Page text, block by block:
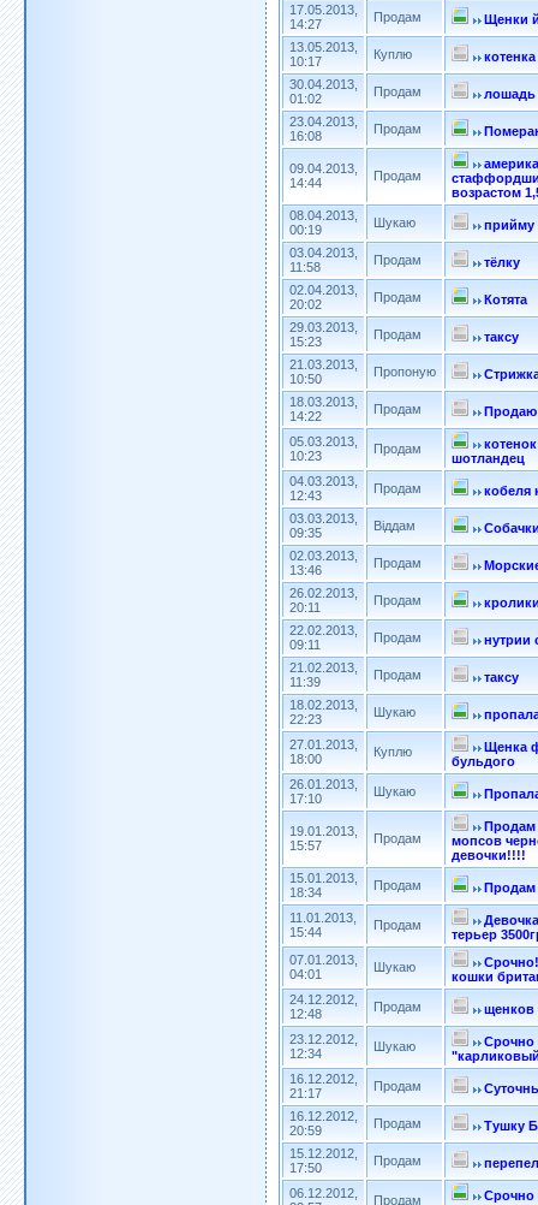
17.05.2013,
14:27
Продам
Щенки
13.05.2013,
10:17
Куплю
котенка
30.04.2013,
01:02
Продам
лошадь
23.04.2013,
16:08
Продам
09.04.2013,
14:44
Продам
возрастом
08.04.2013,
00:19
Шукаю
прийму
03.04.2013,
11:58
Продам
тёлку
02.04.2013,
20:02
Продам
Котята
29.03.2013,
15:23
Продам
таксу
21.03.2013,
10:50
Пропоную
18.03.2013,
14:22
Продам Продаю
05.03.2013,
10:23
Продам
шотландец
04.03.2013,
12:43
Продам
кобеля
03.03.2013,
09:35
Віддам
02.03.2013,
13:46
Продам
26.02.2013,
20:11
Продам
22.02.2013,
09:11
Продам
нутрии
21.02.2013,
11:39
Продам
таксу
18.02.2013,
22:23
Шукаю
27.01.2013,
18:00
Куплю
Щенка
бульдого
26.01.2013,
17:10
Шукаю
19.01.2013,
15:57
Продам
Продам
мопсов
девочки!!!!
15.01.2013,
18:34
Продам Продам
11.01.2013,
15:44
Продам
терьер
07.01.2013,
04:01
Шукаю
кошки
24.12.2012,
12:48
Продам щенков
23.12.2012,
12:34
Шукаю
Срочно
16.12.2012,
21:17
Продам
16.12.2012,
20:59
Продам
Тушку
15.12.2012,
17:50
Продам
06.12.2012,
Продам
Срочно